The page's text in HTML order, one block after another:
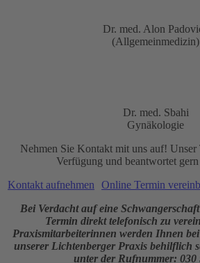
Dr. med. Alon
(Allgemeinmedizin)
Dr. med. Sbahi
Gynäkologie
Nehmen Sie Kontakt mit uns auf! Unser
Verfügung und beantwortet
Kontakt aufnehmen
Online Termin
Bei Verdacht auf eine
Termin direkt telefonisch zu
Praxismitarbeiterinnen werden Ihnen
unserer Lichtenberger Praxis behilflich
unter der Rufnummer: 030